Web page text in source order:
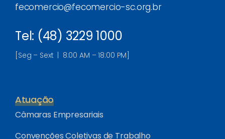
fecomercio@fecomercio-sc.org.br
Tel: (48) 3229 1000
[Seg – Sext | 8:00 AM – 18:00 PM]
Atuação
Câmaras Empresariais
Convenções Coletivas de Trabalho